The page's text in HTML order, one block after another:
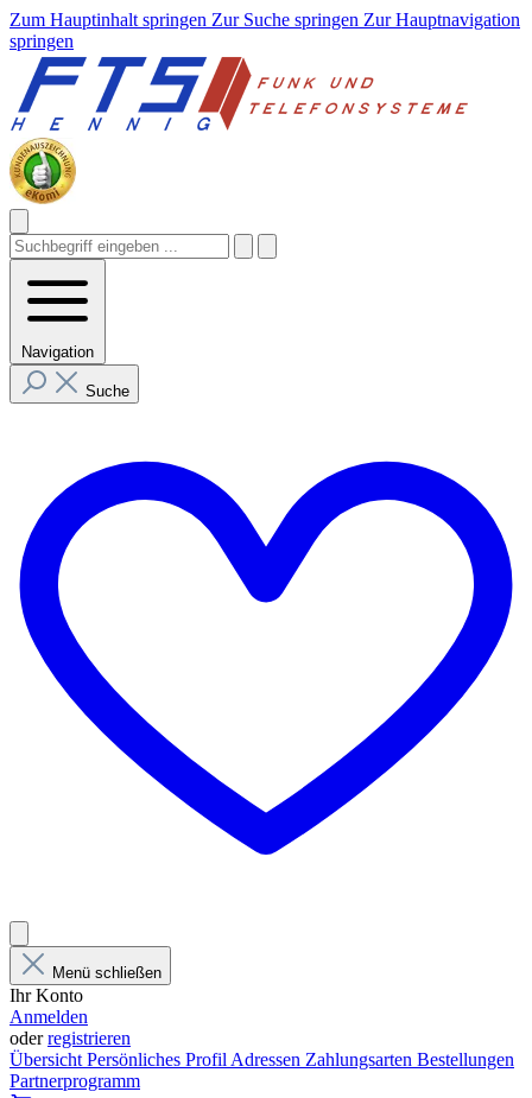
Zum Hauptinhalt springen Zur Suche springen Zur Hauptnavigation
springen
Navigation
Suche
Menü schließen
Ihr Konto
Anmelden
oderregistrieren
Übersicht Persönliches Profil Adressen Zahlungsarten Bestellungen
Partnerprogramm